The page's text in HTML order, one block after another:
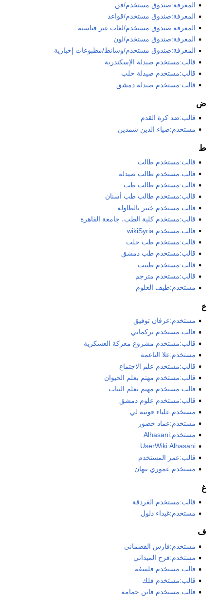
المعرفة:صندوق مستخدم/فن
المعرفة:صندوق مستخدم/قواعد
المعرفة:صندوق مستخدم/لغات غير قياسية
المعرفة:صندوق مستخدم/لون
المعرفة:صندوق مستخدم/وسائط/مطبوعات إخبارية
قالب:مستخدم صيدلة الإسكندرية
قالب:مستخدم صيدلة حلب
قالب:مستخدم صيدلة دمشق
ض
قالب:ضد كرة القدم
مستخدم:ضياء الدين شمدين
ط
قالب:مستخدم طالب
قالب:مستخدم طالب صيدلة
قالب:مستخدم طالب طب
قالب:مستخدم طالب طب أسنان
قالب:مستخدم خبير بالطاولة
قالب:مستخدم كلية الطب، جامعة القاهرة
قالب:مستخدم wikiSyria
قالب:مستخدم طب حلب
قالب:مستخدم طب دمشق
قالب:مستخدم طبيب
قالب:مستخدم مترجم
مستخدم:طيف العلوم
ع
مستخدم:عرفان توفيق
قالب:مستخدم تركماني
قالب:مستخدم مشروع معركة العسكرية
مستخدم:علا الناعمة
قالب:مستخدم علم الاجتماع
قالب:مستخدم مهتم بعلم الحيوان
قالب:مستخدم مهتم بعلم النبات
قالب:مستخدم علوم دمشق
مستخدم:علياء قونيه لي
مستخدم:عماد خضور
مستخدم:Alhasani
UserWiki:Alhasani
قالب:عمر المستخدم
مستخدم:عموري نبهان
غ
قالب:مستخدم الغردقة
مستخدم:غيداء دلول
ف
مستخدم:فارس القضماني
مستخدم:فرح الميداني
قالب:مستخدم فلسفة
قالب:مستخدم فلك
قالب:مستخدم فاتن حمامة